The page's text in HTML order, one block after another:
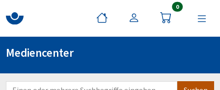
0Artikel im
Mediencenter